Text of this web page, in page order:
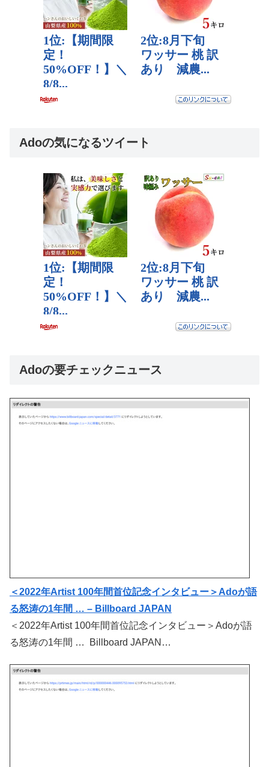
Adoの気になるツイート
Adoの要チェックニュース
＜2022年Artist 100年間首位記念インタビュー＞Adoが語
る怒涛の1年間 … – Billboard JAPAN
＜2022年Artist 100年間首位記念インタビュー＞Adoが語
る怒涛の1年間 … Billboard JAPAN…